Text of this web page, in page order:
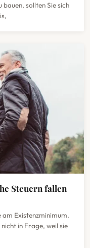
sollten Sie sich
Steuern fallen
Existenzminimum.
in Frage, weil sie